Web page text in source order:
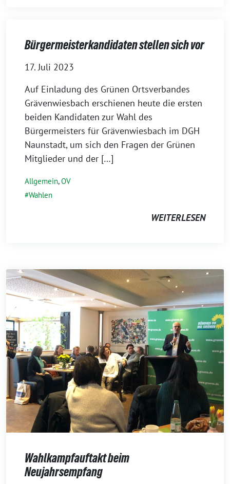
Bürgermeisterkandidaten stellen sich vor
17. Juli 2023
Auf Einladung des Grünen Ortsverbandes
Grävenwiesbach erschienen heute die ersten
beiden Kandidaten zur Wahl des
Bürgermeisters für Grävenwiesbach im DGH
Naunstadt, um sich den Fragen der Grünen
Mitglieder und der […]
Allgemein,OV
Wahlen
WEITERLESEN
Wahlkampfauftakt beim
Neujahrsempfang